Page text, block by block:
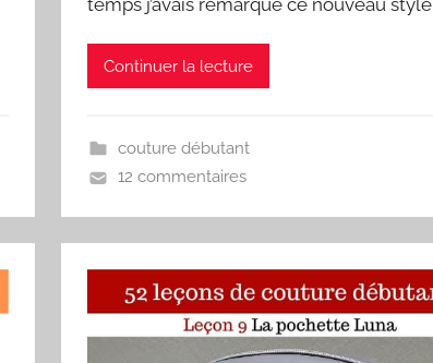
temps j’avais remarqué ce nouveau style
Continuer la lecture
couture débutant
12 commentaires